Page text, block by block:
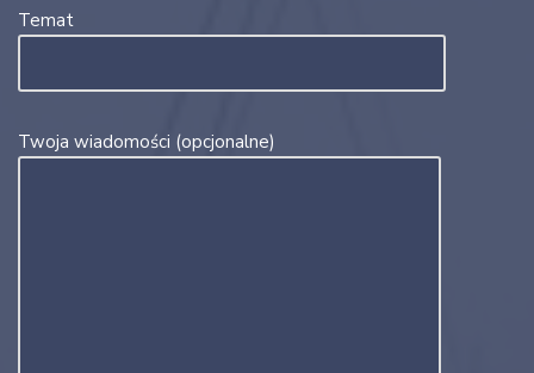
Temat
Twoja wiadomości (opcjonalne)